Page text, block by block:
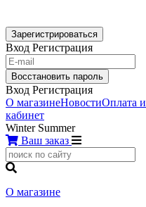
Вход Регистрация
Вход Регистрация
О магазинеНовостиОплата и
кабинет
Winter Summer
Ваш заказ
О магазине